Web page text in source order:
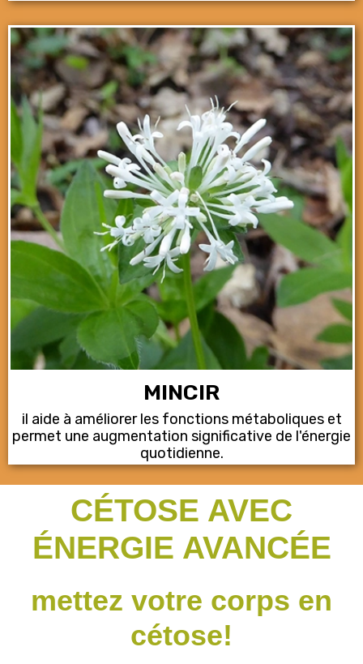
MINCIR
il aide à améliorer les fonctions métaboliques et
permet une augmentation significative de l'énergie
quotidienne.
CÉTOSE AVEC
ÉNERGIE AVANCÉE
mettez votre corps en
cétose!